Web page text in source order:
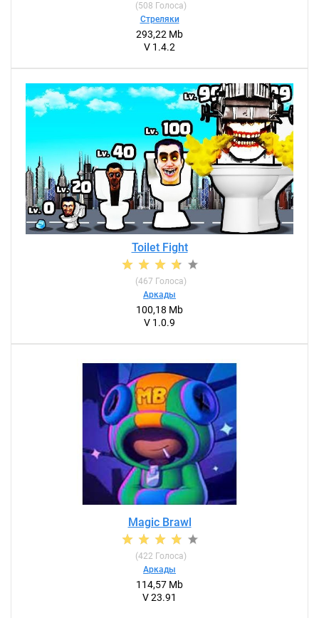
(508 Голоса)
Стреляки
293,22 Mb
V 1.4.2
Toilet Fight
(467 Голоса)
Аркады
100,18 Mb
V 1.0.9
Magic Brawl
(422 Голоса)
Аркады
114,57 Mb
V 23.91